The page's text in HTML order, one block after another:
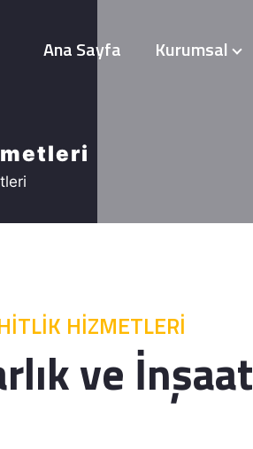
Ana Sayfa Kurumsal
HİZMETLERİ
ve İnşaat